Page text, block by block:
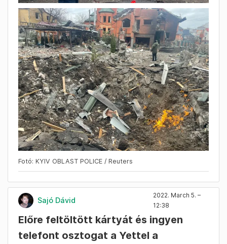
Fotó: KYIV OBLAST POLICE / Reuters
Sajó Dávid
2022. March 5. –
12:38
Előre feltöltött kártyát és ingyen
telefont osztogat a Yettel a